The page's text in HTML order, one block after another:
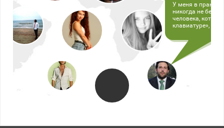
У меня в
никогда не беру
человека,
клавиатуре»,
чтобы дойти до